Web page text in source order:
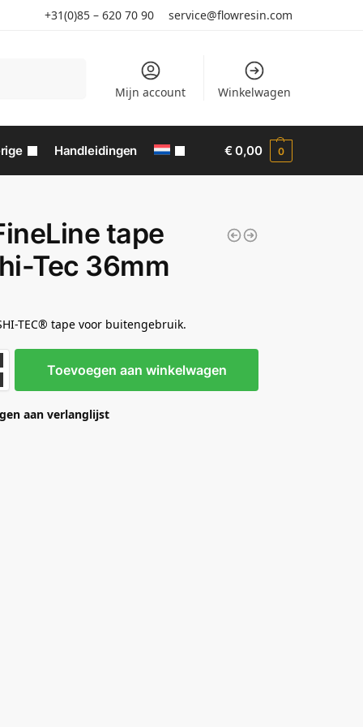
+31(0)85 – 620 70 90 service@flowresin.com
Mijn account Winkelwagen
Handleidingen €0,00 0
tape
Tec 36mm
TEC® tape voor buitengebruik.
Toevoegen aan winkelwagen
aan verlanglijst